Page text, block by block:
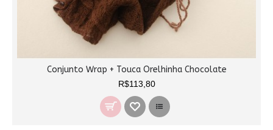
Conjunto Wrap + Touca Orelhinha Chocolate
R$113,80